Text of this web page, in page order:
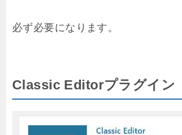
必ず必要になります。
Classic Editorプラグイン